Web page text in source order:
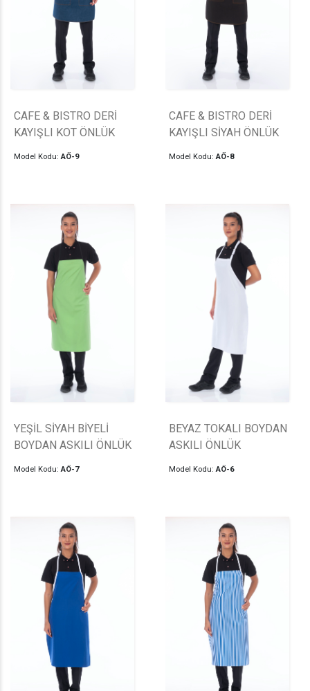
CAFE & BISTRO DERİ
KAYIŞLI KOT ÖNLÜK
Model Kodu:AÖ-9
CAFE & BISTRO DERİ
KAYIŞLI SİYAH ÖNLÜK
Model Kodu:AÖ-8
YEŞİL SİYAH BİYELİ
BOYDAN ASKILI ÖNLÜK
Model Kodu:AÖ-7
BEYAZ TOKALI BOYDAN
ASKILI ÖNLÜK
Model Kodu:AÖ-6